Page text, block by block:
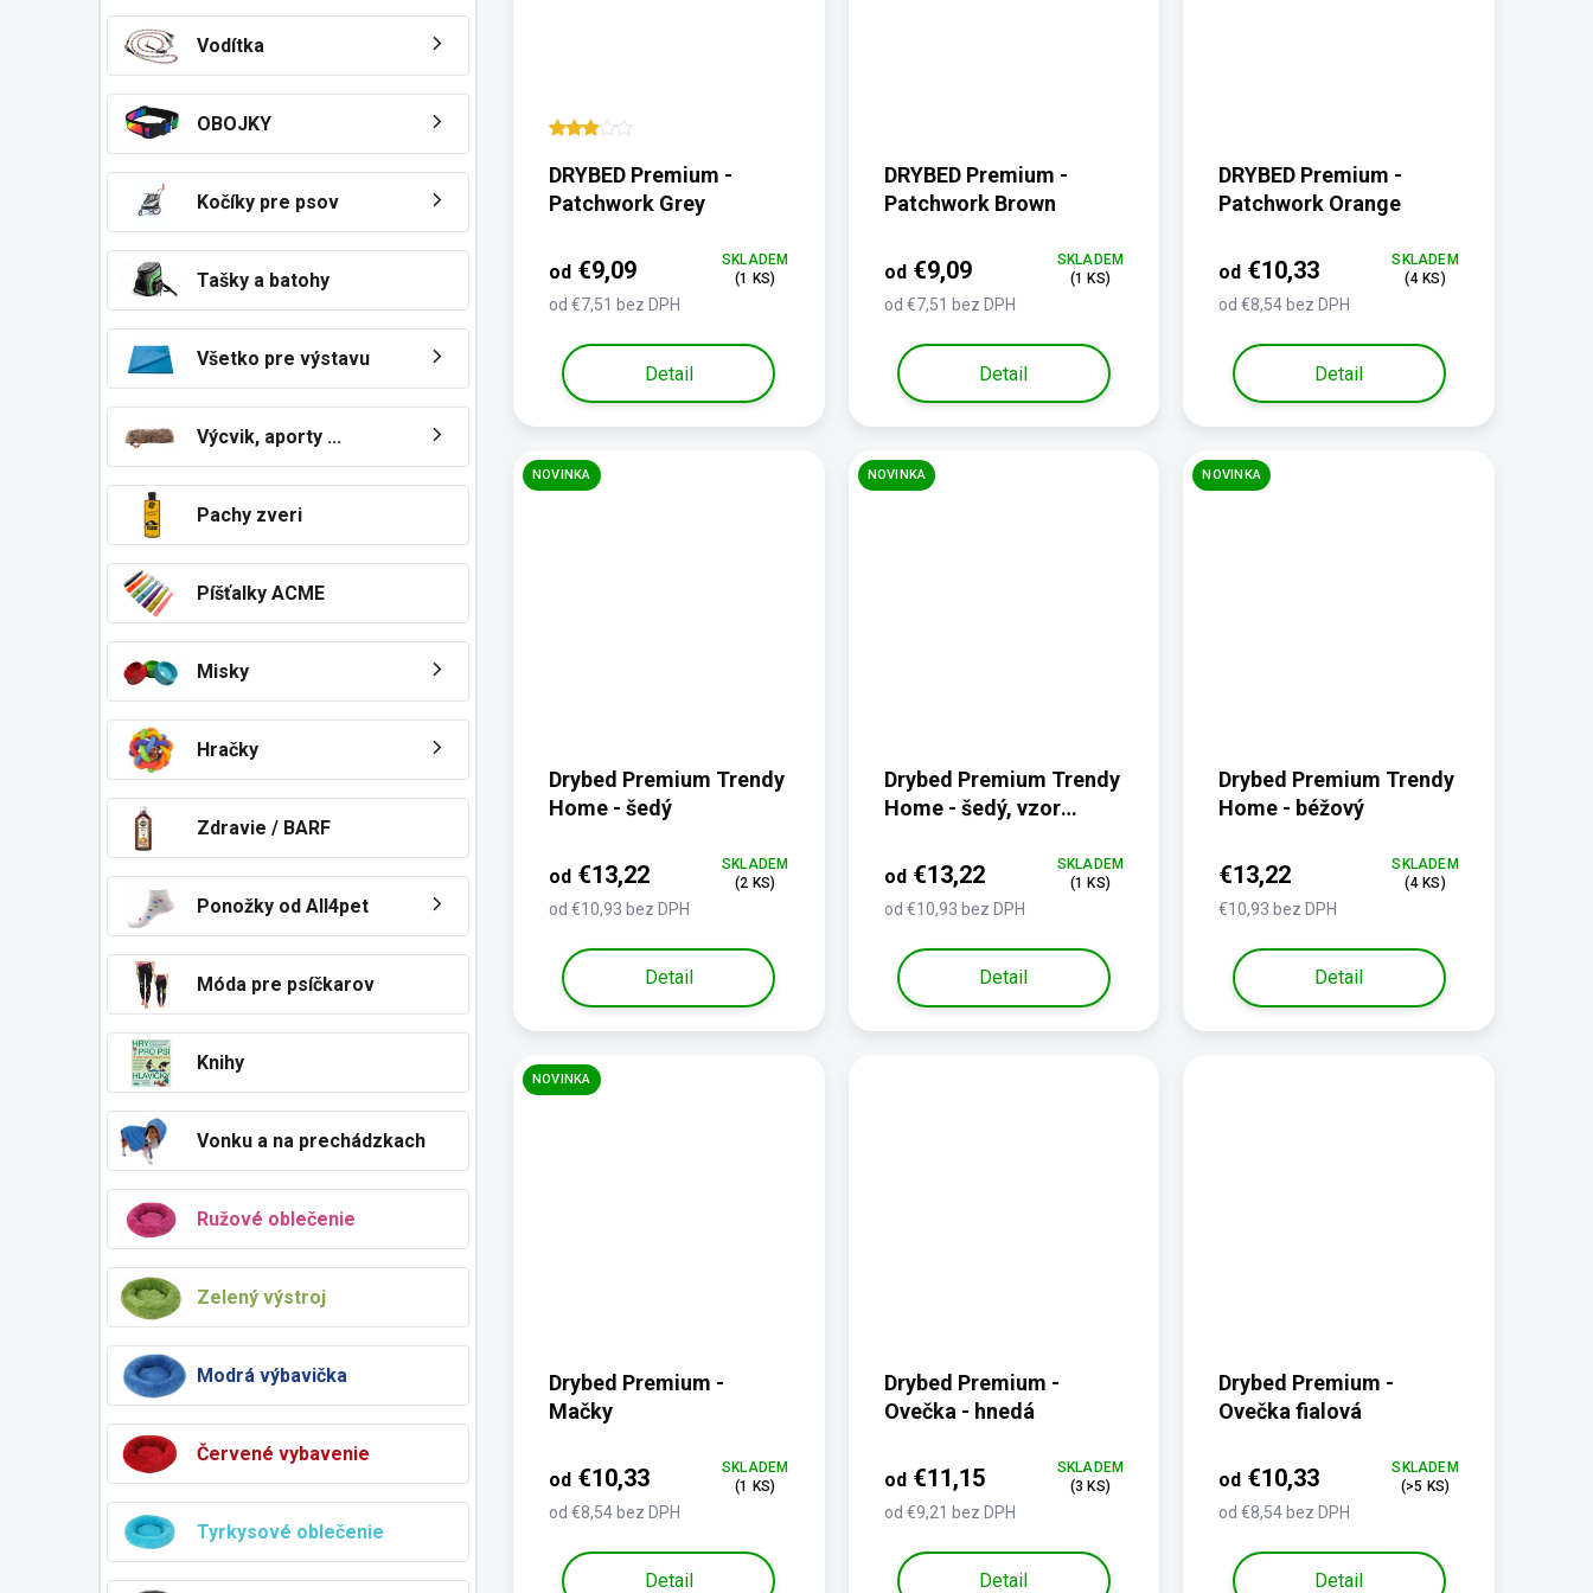
Vodítka
OBOJKY
Kočíky pre psov
Tašky a batohy
Všetko pre výstavu
Výcvik, aporty ...
Pachy zveri
Píšťalky ACME
Misky
Hračky
Zdravie / BARF
Ponožky od All4pet
Móda pre psíčkarov
Knihy
Vonku a na prechádzkach
Ružové oblečenie
Zelený výstroj
Modrá výbavička
Červené vybavenie
Tyrkysové oblečenie
DRYBED Premium -
Patchwork Grey
od €7,51 bez DPH
od €9,09
SKLADEM
(1 KS)
Detail
DRYBED Premium -
Patchwork Brown
od €7,51 bez DPH
od€9,09
SKLADEM
(1 KS)
Detail
DRYBED Premium -
Patchwork Orange
od €8,54 bez DPH
od €10,33
SKLADEM
(4 KS)
Detail
NOVINKA
Drybed Premium Trendy
Home - šedý
od €10,93 bez DPH
od €13,22
SKLADEM
(2 KS)
Detail
NOVINKA
Drybed Premium Trendy
Home - šedý, vzor
od €10,93 bez DPH
od€13,22
SKLADEM
(1 KS)
Detail
NOVINKA
Drybed Premium Trendy
Home - béžový
€10,93 bez DPH
€13,22
SKLADEM
(4 KS)
Detail
NOVINKA
Drybed Premium -
Mačky
od €8,54 bez DPH
od €10,33
SKLADEM
(1 KS)
Detail
Drybed Premium -
Ovečka - hnedá
od €9,21 bez DPH
od€11,15
SKLADEM
(3 KS)
Detail
Drybed Premium -
Ovečka fialová
od €8,54 bez DPH
od €10,33
SKLADEM
(>5 KS)
Detail